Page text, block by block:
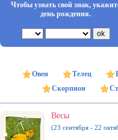
Чтобы узнать свой знак,
день рождения.
Овен Телец
Скорпион
Весы
(23 сентября - 22